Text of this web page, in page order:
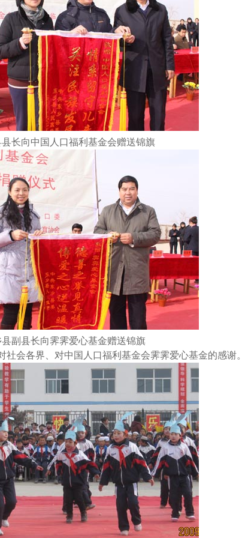
长向中国人口福利基金会赠送锦旗
副县长向霁霁爱心基金赠送锦旗
会各界、对中国人口福利基金会霁霁爱心基金的感谢。